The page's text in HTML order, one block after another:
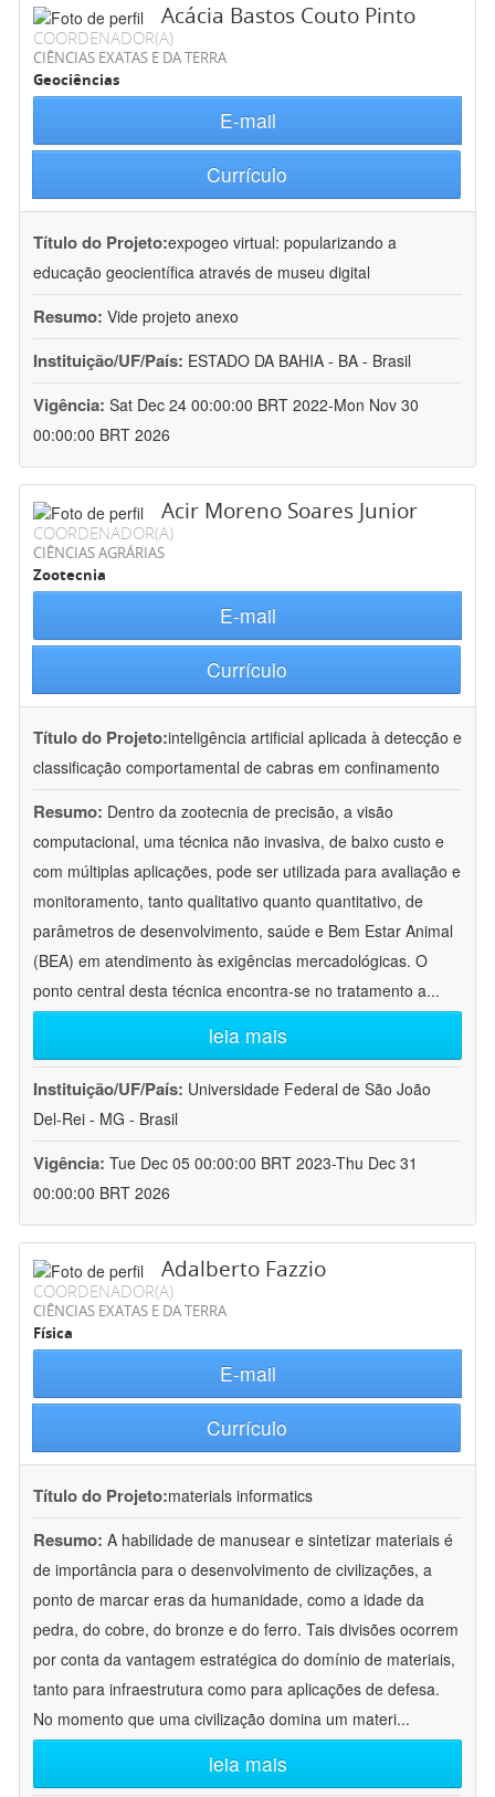
Acácia Bastos Couto Pinto
COORDENADOR(A)
CIÊNCIAS EXATAS E DA TERRA
Geociências
E-mail
Currículo
Título do Projeto:expogeo virtual: popularizando a
educação geocientífica através de museu digital
Resumo: Vide projeto anexo
Instituição/UF/País: ESTADO DA BAHIA - BA - Brasil
Vigência: Sat Dec 24 00:00:00 BRT 2022-Mon Nov 30
00:00:00 BRT 2026
Acir Moreno Soares Junior
COORDENADOR(A)
CIÊNCIAS AGRÁRIAS
Zootecnia
E-mail
Currículo
Título do Projeto:inteligência artificial aplicada à detecção e
classificação comportamental de cabras em confinamento
Resumo: Dentro da zootecnia de precisão, a visão
computacional, uma técnica não invasiva, de baixo custo e
com múltiplas aplicações, pode ser utilizada para avaliação e
monitoramento, tanto qualitativo quanto quantitativo, de
parâmetros de desenvolvimento, saúde e Bem Estar Animal
(BEA) em atendimento às exigências mercadológicas. O
ponto central desta técnica encontra-se no tratamento a...
leia mais
Instituição/UF/País: Universidade Federal de São João
Del-Rei - MG - Brasil
Vigência: Tue Dec 05 00:00:00 BRT 2023-Thu Dec 31
00:00:00 BRT 2026
Adalberto Fazzio
COORDENADOR(A)
CIÊNCIAS EXATAS E DA TERRA
Física
E-mail
Currículo
Título do Projeto:materials informatics
Resumo: A habilidade de manusear e sintetizar materiais é
de importância para o desenvolvimento de civilizações, a
ponto de marcar eras da humanidade, como a idade da
pedra, do cobre, do bronze e do ferro. Tais divisões ocorrem
por conta da vantagem estratégica do domínio de materiais,
tanto para infraestrutura como para aplicações de defesa.
No momento que uma civilização domina um materi...
leia mais